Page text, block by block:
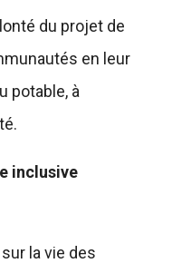
du projet de
en leur
potable, à
inclusive
la vie des